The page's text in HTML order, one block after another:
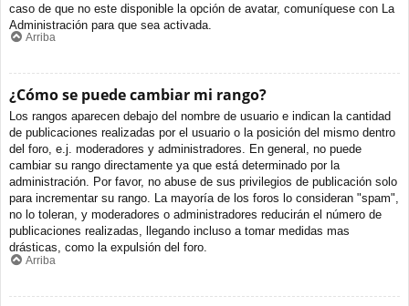
caso de que no este disponible la opción de avatar, comuníquese con La
Administración para que sea activada.
Arriba
¿Cómo se puede cambiar mi rango?
Los rangos aparecen debajo del nombre de usuario e indican la cantidad
de publicaciones realizadas por el usuario o la posición del mismo dentro
del foro, e.j. moderadores y administradores. En general, no puede
cambiar su rango directamente ya que está determinado por la
administración. Por favor, no abuse de sus privilegios de publicación solo
para incrementar su rango. La mayoría de los foros lo consideran "spam",
no lo toleran, y moderadores o administradores reducirán el número de
publicaciones realizadas, llegando incluso a tomar medidas mas
drásticas, como la expulsión del foro.
Arriba